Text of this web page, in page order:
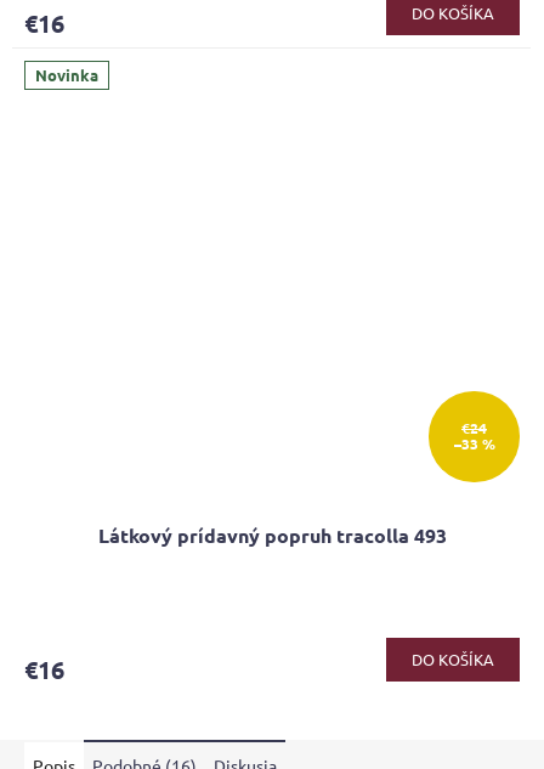
€16 DO KOŠÍKA
Novinka
€24
–33 %
Látkový prídavný popruh tracolla 493
€16 DO KOŠÍKA